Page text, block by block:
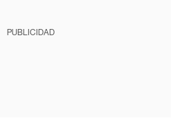
PUBLICIDAD